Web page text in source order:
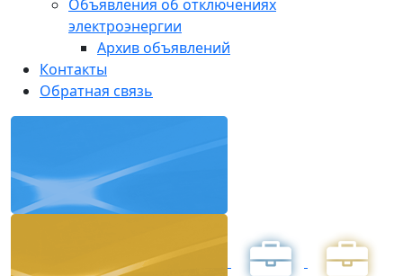
Объявления об отключениях
электроэнергии
Архив объявлений
Контакты
Обратная связь